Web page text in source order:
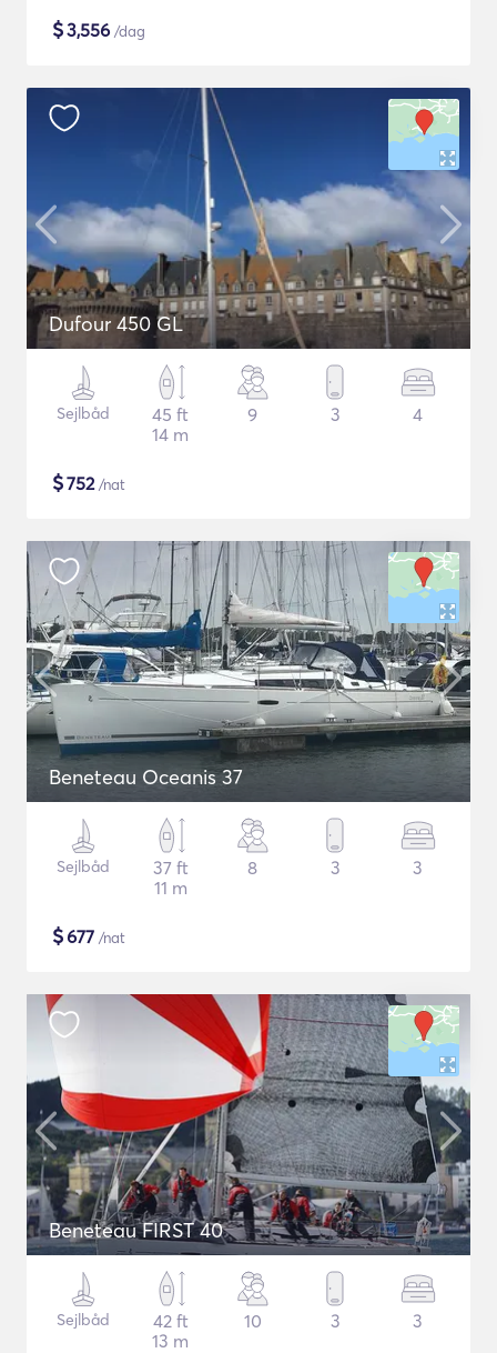
$3,556 /dag
Dufour 450 GL
Sejlbåd
45 ft
14 m
9 3 4
$752/nat
Beneteau Oceanis 37
Sejlbåd
37 ft
11 m
8 3 3
$677 /nat
Beneteau FIRST 40
Sejlbåd
42 ft
13 m
10 3 3